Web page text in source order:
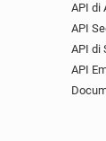
API di
API
API di
API